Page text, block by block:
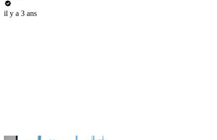
il y a 3 ans